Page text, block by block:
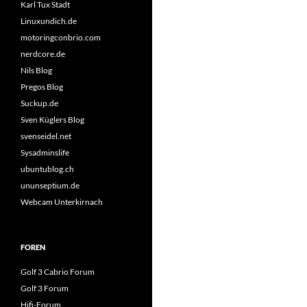
Karl Tux Stadt
Linuxundich.de
motoringconbrio.com
nerdcore.de
Nils Blog
Pregos Blog
Suckup.de
Sven Küglers Blog
svenseidel.net
Sysadminslife
ubuntublog.ch
ununseptium.de
Webcam Unterkirnach
FOREN
Golf 3 Cabrio Forum
Golf 3 Forum
Hifi-Forum